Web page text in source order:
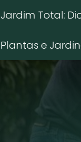
Jardim Total:
Plantas e